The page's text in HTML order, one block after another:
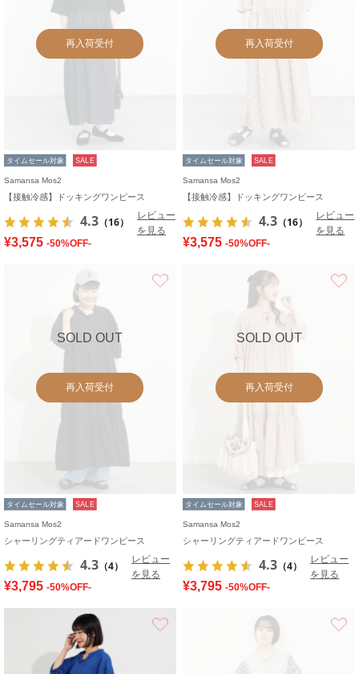
再入荷受付
タイムセール対象 SALE
Samansa Mos2
【接触冷感】ドッキングワンピース
4.3 （16）
レビュー
を見る
¥3,575 -50%OFF-
再入荷受付
タイムセール対象 SALE
Samansa Mos2
【接触冷感】ドッキングワンピース
4.3 （16）
レビュー
を見る
¥3,575 -50%OFF-
SOLD OUT
再入荷受付
タイムセール対象 SALE
Samansa Mos2
シャーリングティアードワンピース
4.3 （4）
レビュー
を見る
¥3,795 -50%OFF-
SOLD OUT
再入荷受付
タイムセール対象 SALE
Samansa Mos2
シャーリングティアードワンピース
4.3 （4）
レビュー
を見る
¥3,795 -50%OFF-